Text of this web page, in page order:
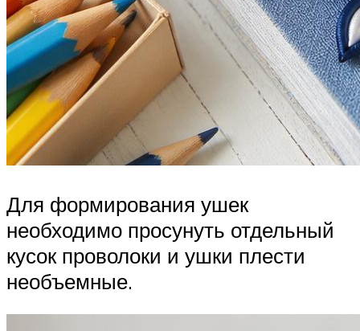
Для формирования ушек
необходимо просунуть отдельный
кусок проволоки и ушки плести
необъемные.